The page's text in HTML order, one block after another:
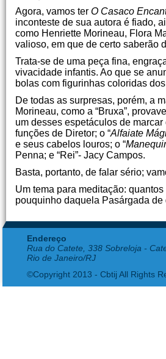
Agora, vamos ter O Casaco
inconteste de sua autora é fiado,
como Henriette Morineau, Flora
valioso, em que de certo saberão
Trata-se de uma peça fina,
vivacidade infantis. Ao que se
bolas com figurinhas coloridas
De todas as surpresas, porém, a
Morineau, como a “Bruxa”,
um desses espetáculos de
funções de Diretor; o “Alfaiate
e seus cabelos louros; o “
Penna; e “Rei”- Jacy Campos.
Basta, portanto, de falar sério;
Um tema para meditação:
pouquinho daquela Pasárgada
Endereço
Rua do Catete, 338 Sobreloja -
Rio de Janeiro/RJ
©Copyright 2013 - Cbtij All Rights